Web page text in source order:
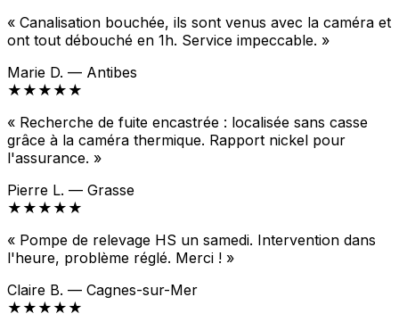
« Canalisation bouchée, ils sont venus avec la caméra et
ont tout débouché en 1h. Service impeccable. »
Marie D. — Antibes
★★★★★
« Recherche de fuite encastrée : localisée sans casse
grâce à la caméra thermique. Rapport nickel pour
l'assurance. »
Pierre L. — Grasse
★★★★★
« Pompe de relevage HS un samedi. Intervention dans
l'heure, problème réglé. Merci ! »
Claire B. — Cagnes-sur-Mer
★★★★★